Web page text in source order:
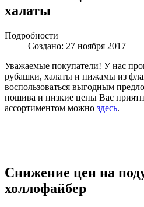
халаты
Подробности
Создано: 27 ноября 2017
Уважаемые покупатели! У нас
рубашки, халаты и пижамы из
воспользоваться выгодным
пошива и низкие цены Вас
ассортиментом можно здесь.
Снижение цен на
холлофайбер